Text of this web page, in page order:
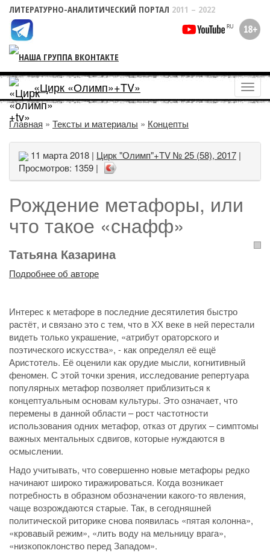
ЛИТЕРАТУРНО-АНАЛИТИЧЕСКИЙ ПОРТАЛ 2011 – 2022
меню
«Цирк «Олимп»+TV»
Главная » Тексты и материалы » Концепты
11 марта 2018 | Цирк "Олимп"+TV № 25 (58), 2017 |
Просмотров: 1359 |
Рождение метафоры, или
что такое «снафф»
Татьяна Казарина
Подробнее об авторе
Интерес к метафоре в последние десятилетия быстро
растёт, и связано это с тем, что в ХХ веке в ней перестали
видеть только украшение, «атрибут ораторского и
поэтического искусства», - как определял её ещё
Аристотель. Её оценили как орудие мысли, когнитивный
феномен. С этой точки зрения, исследование репертуара
популярных метафор позволяет приблизиться к
концептуальным основам культуры. Это означает, что
перемены в данной области – рост частотности
использования одних метафор, отказ от других – симптомы
важных ментальных сдвигов, которые нуждаются в
осмыслении.
Надо учитывать, что совершенно новые метафоры редко
начинают широко тиражироваться. Когда возникает
потребность в образном обозначении какого-то явления,
чаще возрождаются старые. Так, в сегодняшней
политической риторике снова появилась «пятая колонна»,
«кровавый режим», «лить воду на мельницу врага»,
«низкопоклонство перед Западом».